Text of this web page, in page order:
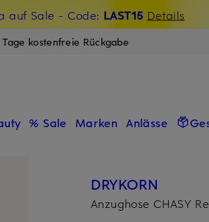
auf Sale - Code: LAST15 Details
mit Beyond sichern
kostenfreie Rückgabe
% Sale Marken Anlässe
DRYKORN
Anzughose CHASY